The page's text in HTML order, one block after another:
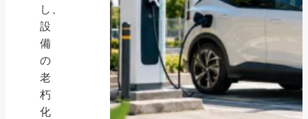
し、
設
備
の
老
朽
化